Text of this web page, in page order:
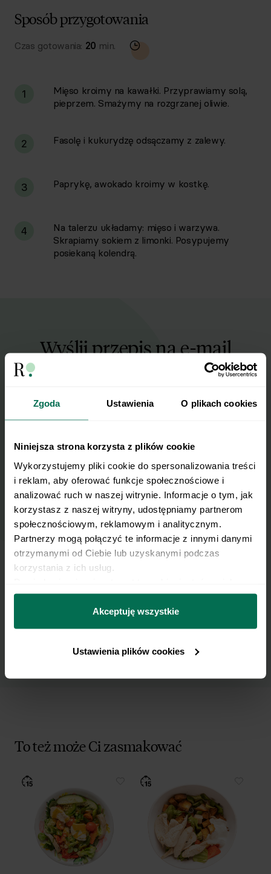
Zgoda Ustawienia O plikach cookies
Niniejsza strona korzysta z plików cookie
Wykorzystujemy pliki cookie do spersonalizowania treści
i reklam, aby oferować funkcje społecznościowe i
analizować ruch w naszej witrynie. Informacje o tym, jak
korzystasz z naszej witryny, udostępniamy partnerom
społecznościowym, reklamowym i analitycznym.
Partnerzy mogą połączyć te informacje z innymi danymi
otrzymanymi od Ciebie lub uzyskanymi podczas
korzystania z ich usług.
można się z nami skontaktować i w jaki sposób
przetwarzamy dane osobowe w ramach
prywatności.
Akceptuję wszystkie
Ustawienia plików cookies
Sposób przygotowania
Czas gotowania: 20 min.
1
Mięso kroimy na kawałki. Przyprawiamy solą,
pieprzem. Smażymy na rozgrzanej oliwie.
2 Fasolę i kukurydzę odsączamy z zalewy.
3 Paprykę, awokado kroimy w kostkę.
4
Na talerzu układamy: mięso i warzywa.
Skrapiamy sokiem z limonki. Posypujemy
posiekaną kolendrą.
Wyślij przepis na e-mail
Nasze najlepsze przepisy, prosto na Twoja
Imię
Email
Wyślij
danych osobowych w celu otrzymywania
Newslettera i potwierdzam zapoznanie się z
To też może Ci zasmakować